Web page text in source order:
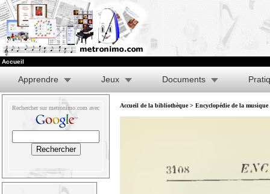
Accueil
Apprendre Jeux Documents
Rechercher sur metronimo.com avec Accueil de la bibliothèque> Encyclopédie de la